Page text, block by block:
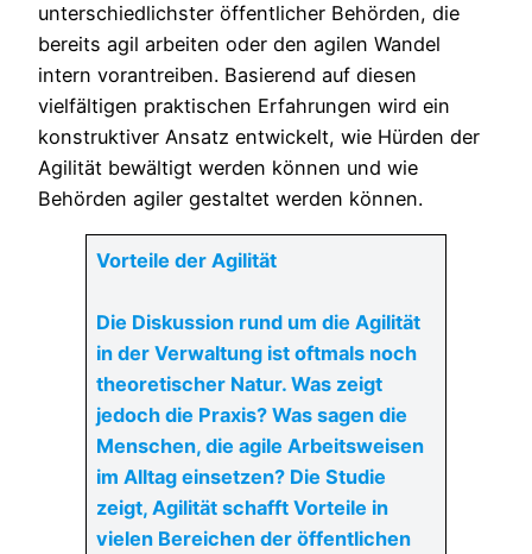
unterschiedlichster öffentlicher Behörden, die
bereits agil arbeiten oder den agilen Wandel
intern vorantreiben. Basierend auf diesen
vielfältigen praktischen Erfahrungen wird ein
konstruktiver Ansatz entwickelt, wie Hürden der
Agilität bewältigt werden können und wie
Behörden agiler gestaltet werden können.
Vorteile der Agilität
Die Diskussion rund um die Agilität
in der Verwaltung ist oftmals noch
theoretischer Natur. Was zeigt
jedoch die Praxis? Was sagen die
Menschen, die agile Arbeitsweisen
im Alltag einsetzen? Die Studie
zeigt, Agilität schafft Vorteile in
vielen Bereichen der öffentlichen